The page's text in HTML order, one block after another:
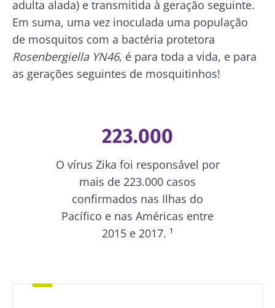
adulta alada) e transmitida à geração seguinte.
Em suma, uma vez inoculada uma população
de mosquitos com a bactéria protetora
Rosenbergiella YN46, é para toda a vida, e para
as gerações seguintes de mosquitinhos!
223.000
O vírus Zika foi responsável por
mais de 223.000 casos
confirmados nas Ilhas do
Pacífico e nas Américas entre
2015 e 2017. ¹
Você está prestes a ser redirecionado e
deixar nosso site
Ser redirecionado
Gostaria de me inscrever para receber mais
política de privacidadedo Biocodex
Microbiota Institute.
* Campo obrigatório
Microbiota Institute.
* Campo obrigatório
BMI 20-35
Descubra
da nossa
microbiota?
Ligeiramente
efervescente,
vivos, o kefir
Os iogurtes,
aliados do
teu
microbioma
intestinal
Prefere
skyr? Estes
explorar